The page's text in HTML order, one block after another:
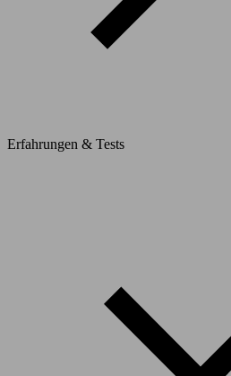
Erfahrungen & Tests